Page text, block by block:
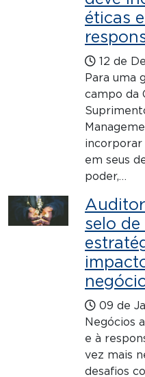
éticas
12 de
Para uma
campo da
incorporar
em seus
poder,…
selo
09 de
Negócios
e à
vez mais
desafios